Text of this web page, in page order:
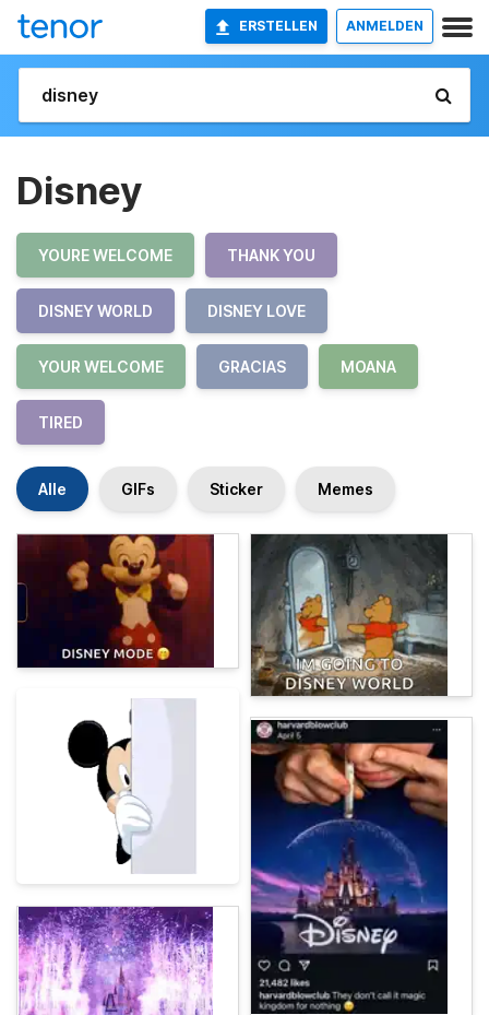
ERSTELLEN ANMELDEN
Disney
YOURE WELCOME THANK YOU
DISNEY WORLD DISNEY LOVE
YOUR WELCOME GRACIAS MOANA
TIRED
Alle GIFs Sticker Memes